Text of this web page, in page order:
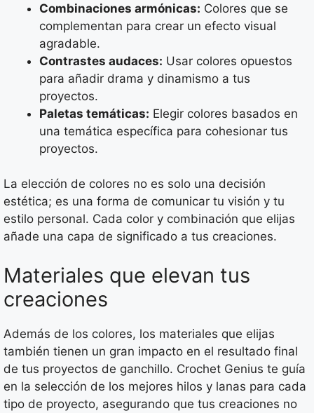
Combinaciones armónicas: Colores que se
complementan para crear un efecto visual
agradable.
Contrastes audaces: Usar colores opuestos
para añadir drama y dinamismo a tus
proyectos.
Paletas temáticas: Elegir colores basados en
una temática específica para cohesionar tus
proyectos.
La elección de colores no es solo una decisión
estética; es una forma de comunicar tu visión y tu
estilo personal. Cada color y combinación que elijas
añade una capa de significado a tus creaciones.
Materiales que elevan tus
creaciones
Además de los colores, los materiales que elijas
también tienen un gran impacto en el resultado final
de tus proyectos de ganchillo. Crochet Genius te guía
en la selección de los mejores hilos y lanas para cada
tipo de proyecto, asegurando que tus creaciones no